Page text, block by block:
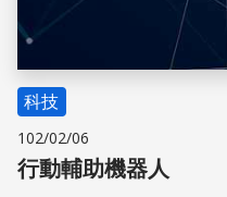
科技
102/02/06
行動輔助機器人